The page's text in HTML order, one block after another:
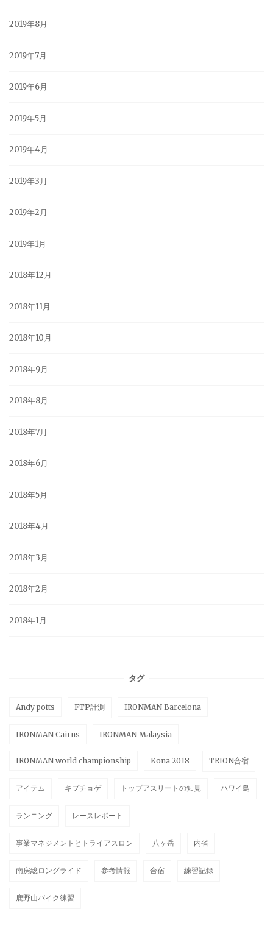
2019年8月
2019年7月
2019年6月
2019年5月
2019年4月
2019年3月
2019年2月
2019年1月
2018年12月
2018年11月
2018年10月
2018年9月
2018年8月
2018年7月
2018年6月
2018年5月
2018年4月
2018年3月
2018年2月
2018年1月
タグ
Andy potts FTP計測 IRONMAN Barcelona
IRONMAN Cairns IRONMAN Malaysia
IRONMAN world championship Kona 2018 TRION合宿
アイテム キプチョゲ トップアスリートの知見 ハワイ島
ランニング レースレポート
事業マネジメントとトライアスロン 八ヶ岳 内省
南房総ロングライド 参考情報 合宿 練習記録
鹿野山バイク練習